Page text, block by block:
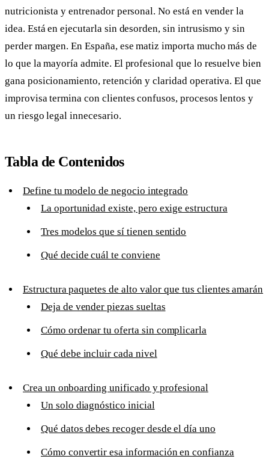
nutricionista y entrenador personal. No está en vender la
idea. Está en ejecutarla sin desorden, sin intrusismo y sin
perder margen. En España, ese matiz importa mucho más de
lo que la mayoría admite. El profesional que lo resuelve bien
gana posicionamiento, retención y claridad operativa. El que
improvisa termina con clientes confusos, procesos lentos y
un riesgo legal innecesario.
Tabla de Contenidos
Define tu modelo de negocio integrado
La oportunidad existe, pero exige estructura
Tres modelos que sí tienen sentido
Qué decide cuál te conviene
Estructura paquetes de alto valor que tus clientes amarán
Deja de vender piezas sueltas
Cómo ordenar tu oferta sin complicarla
Qué debe incluir cada nivel
Crea un onboarding unificado y profesional
Un solo diagnóstico inicial
Qué datos debes recoger desde el día uno
Cómo convertir esa información en confianza